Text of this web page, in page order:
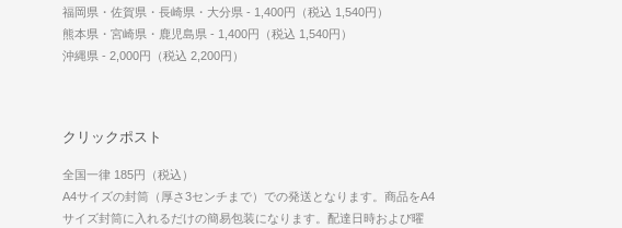
福岡県・佐賀県・長崎県・大分県 - 1,400円（税込 1,540円）
熊本県・宮崎県・鹿児島県 - 1,400円（税込 1,540円）
沖縄県 - 2,000円（税込 2,200円）
クリックポスト
全国一律 185円（税込）
A4サイズの封筒（厚さ3センチまで）での発送となります。商品をA4
サイズ封筒に入れるだけの簡易包装になります。配達日時および曜